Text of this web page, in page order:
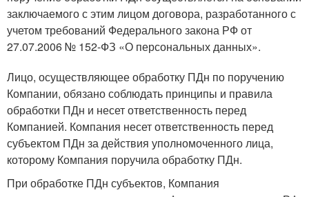
заключаемого с этим лицом договора, разработанного с
учетом требований Федерального закона РФ от
27.07.2006 № 152-ФЗ «О персональных данных».
Лицо, осуществляющее обработку ПДн по поручению
Компании, обязано соблюдать принципы и правила
обработки ПДн и несет ответственность перед
Компанией. Компания несет ответственность перед
субъектом ПДн за действия уполномоченного лица,
которому Компания поручила обработку ПДн.
При обработке ПДн субъектов, Компания